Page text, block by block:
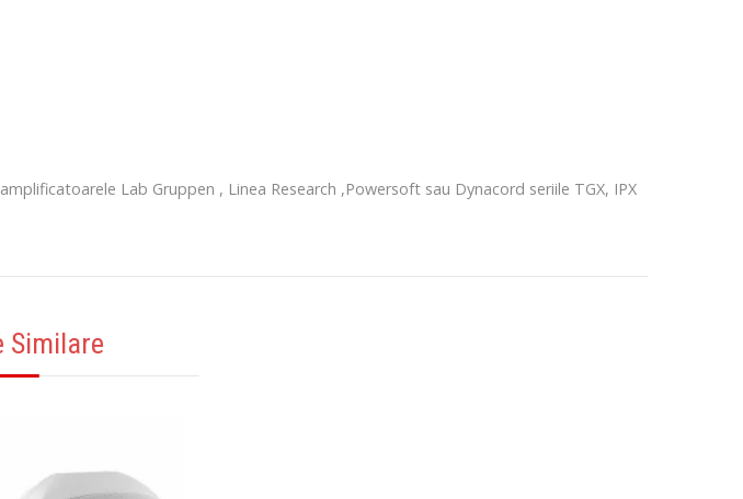
Lab Gruppen , Linea Research ,Powersoft sau Dynacord seriile TGX, IPX
Similare